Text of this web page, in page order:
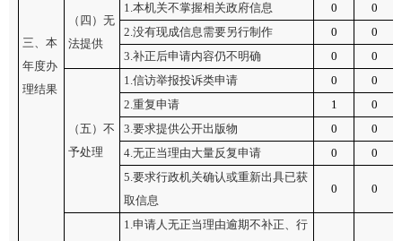
三、本
年度办
理结果
（四）无
法提供
1.本机关不掌握相关政府信息 0
0
2.没有现成信息需要另行制作
0
0
3.补正后申请内容仍不明确
0 0
（五）不
予处理
1.信访举报投诉类申请 0
0
2.重复申请
1
0
3.要求提供公开出版物
0
0
4.无正当理由大量反复申请
0
0
5.要求行政机关确认或重新出具已获
取信息
0 0
1.申请人无正当理由逾期不补正、行